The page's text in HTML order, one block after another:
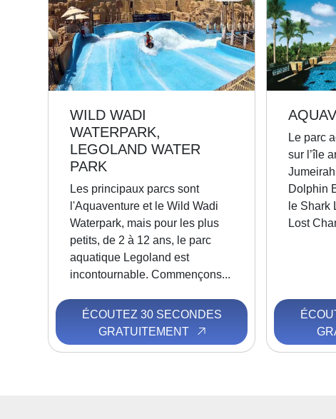
WILD WADI
WATERPARK,
LEGOLAND WATER
PARK
Les principaux parcs sont
l'Aquaventure et le Wild Wadi
Waterpark, mais pour les plus
petits, de 2 à 12 ans, le parc
aquatique Legoland est
incontournable. Commençons...
ÉCOUTEZ 30 SECONDES
GRATUITEMENT
Le parc
sur l’île
Dolphin
le Shark
Lost